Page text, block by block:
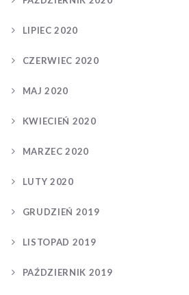
LIPIEC 2020
CZERWIEC 2020
MAJ 2020
KWIECIEŃ 2020
MARZEC 2020
LUTY 2020
GRUDZIEŃ 2019
LISTOPAD 2019
PAŹDZIERNIK 2019